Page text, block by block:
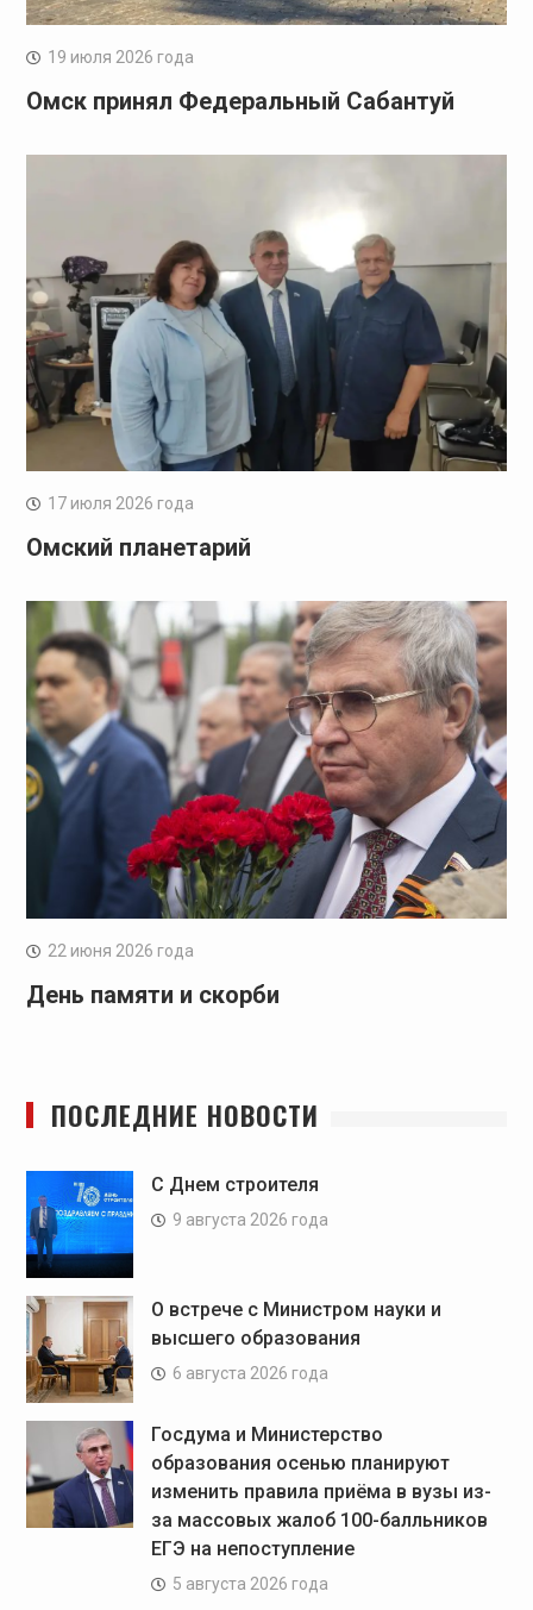
19 июля 2026 года
Омск принял Федеральный Сабантуй
17 июля 2026 года
Омский планетарий
22 июня 2026 года
День памяти и скорби
ПОСЛЕДНИЕ НОВОСТИ
C Днем строителя
9 августа 2026 года
О встрече с Министром науки и
высшего образования
6 августа 2026 года
Госдума и Министерство
образования осенью планируют
изменить правила приёма в вузы из-
за массовых жалоб 100-балльников
ЕГЭ на непоступление
5 августа 2026 года